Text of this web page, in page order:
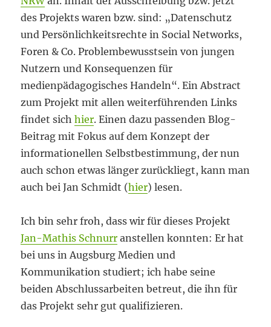
des Projekts waren bzw. sind: „Datenschutz
und Persönlichkeitsrechte in Social Networks,
Foren & Co. Problembewusstsein von jungen
Nutzern und Konsequenzen für
medienpädagogisches Handeln“. Ein Abstract
zum Projekt mit allen weiterführenden Links
findet sichhier. Einen dazu passenden Blog-
Beitrag mit Fokus auf dem Konzept der
informationellen Selbstbestimmung, der nun
auch schon etwas länger zurückliegt, kann man
auch bei Jan Schmidt (hier) lesen.
Ich bin sehr froh, dass wir für dieses Projekt
Jan-Mathis Schnurr anstellen konnten: Er hat
bei uns in Augsburg Medien und
Kommunikation studiert; ich habe seine
beiden Abschlussarbeiten betreut, die ihn für
das Projekt sehr gut qualifizieren.